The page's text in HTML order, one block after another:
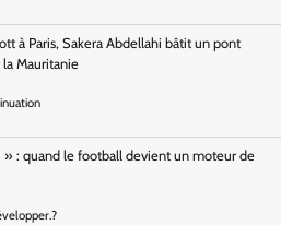
à Paris, Sakera Abdellahi bâtit un pont
Mauritanie
» : quand le football devient un moteur de